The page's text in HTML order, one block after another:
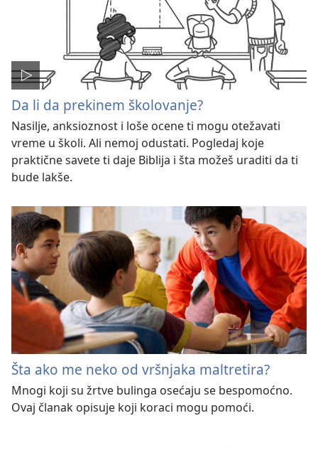
Da li da prekinem školovanje?
Nasilje, anksioznost i loše ocene ti mogu otežavati
vreme u školi. Ali nemoj odustati. Pogledaj koje
praktične savete ti daje Biblija i šta možeš uraditi da ti
bude lakše.
Šta ako me neko od vršnjaka maltretira?
Mnogi koji su žrtve bulinga osećaju se bespomoćno.
Ovaj članak opisuje koji koraci mogu pomoći.